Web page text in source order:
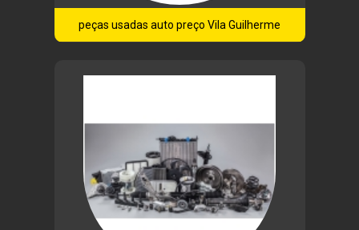
peças usadas auto preço Vila Guilherme